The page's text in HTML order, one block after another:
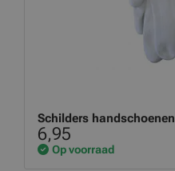
Schilders handschoenen
6,95
Op voorraad